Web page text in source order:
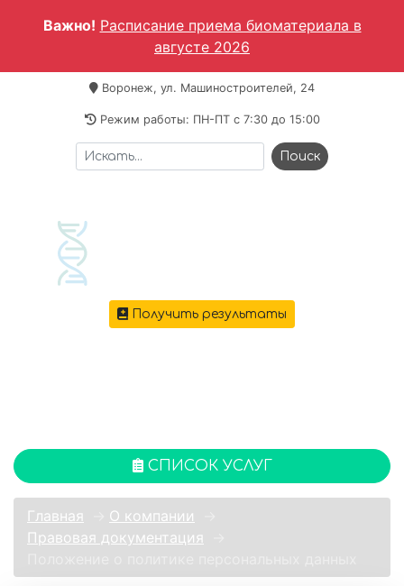
Важно! Расписание приема биоматериала в
августе 2026
Воронеж, ул. Машиностроителей, 24
Режим работы: ПН-ПТ c 7:30 до 15:00
Получить результаты
СПИСОК УСЛУГ
Главная О компании
Правовая документация